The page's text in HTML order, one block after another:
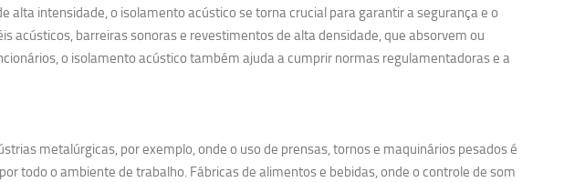
intensidade, o isolamento acústico se torna crucial para garantir a segurança e o
acústicos, barreiras sonoras e revestimentos de alta densidade, que absorvem ou
o isolamento acústico também ajuda a cumprir normas regulamentadoras e a
metalúrgicas, por exemplo, onde o uso de prensas, tornos e maquinários pesados é
todo o ambiente de trabalho. Fábricas de alimentos e bebidas, onde o controle de som